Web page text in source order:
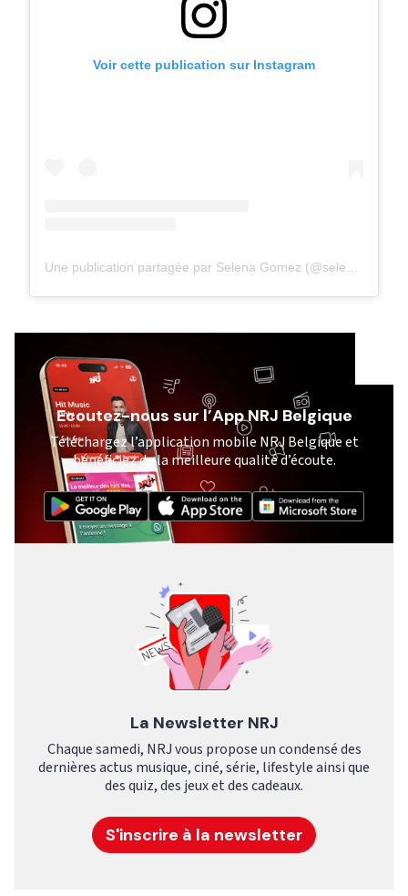
Voir cette publication sur Instagram
Ecoutez-nous sur l’App NRJ Belgique
Téléchargez l’application mobile NRJ Belgique et
bénéficiez de la meilleure qualité d’écoute.
La Newsletter NRJ
Chaque samedi, NRJ vous propose un condensé des
dernières actus musique, ciné, série, lifestyle ainsi que
des quiz, des jeux et des cadeaux.
S'inscrire à la newsletter